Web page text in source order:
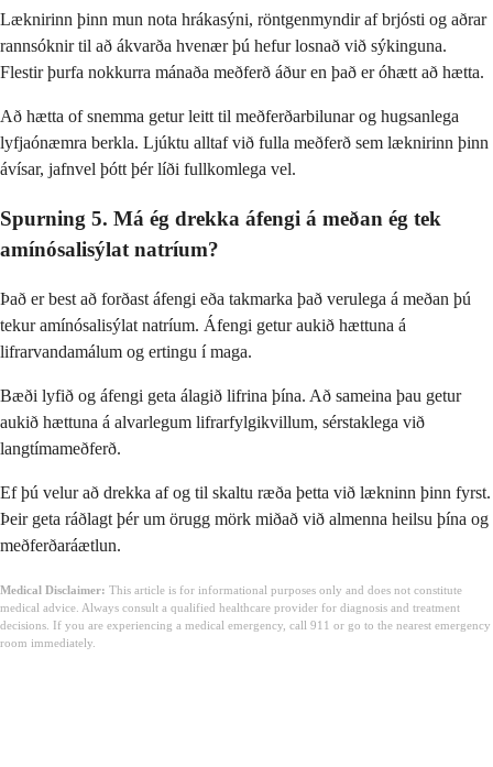
Læknirinn þinn mun nota hrákasýni, röntgenmyndir af brjósti og aðrar
rannsóknir til að ákvarða hvenær þú hefur losnað við sýkinguna.
Flestir þurfa nokkurra mánaða meðferð áður en það er óhætt að hætta.
Að hætta of snemma getur leitt til meðferðarbilunar og hugsanlega
lyfjaónæmra berkla. Ljúktu alltaf við fulla meðferð sem læknirinn þinn
ávísar, jafnvel þótt þér líði fullkomlega vel.
Spurning 5. Má ég drekka áfengi á meðan ég tek
amínósalisýlat natríum?
Það er best að forðast áfengi eða takmarka það verulega á meðan þú
tekur amínósalisýlat natríum. Áfengi getur aukið hættuna á
lifrarvandamálum og ertingu í maga.
Bæði lyfið og áfengi geta álagið lifrina þína. Að sameina þau getur
aukið hættuna á alvarlegum lifrarfylgikvillum, sérstaklega við
langtímameðferð.
Ef þú velur að drekka af og til skaltu ræða þetta við lækninn þinn fyrst.
Þeir geta ráðlagt þér um örugg mörk miðað við almenna heilsu þína og
meðferðaráætlun.
Medical Disclaimer: This article is for informational purposes only and does not constitute
medical advice. Always consult a qualified healthcare provider for diagnosis and treatment
decisions. If you are experiencing a medical emergency, call 911 or go to the nearest emergency
room immediately.